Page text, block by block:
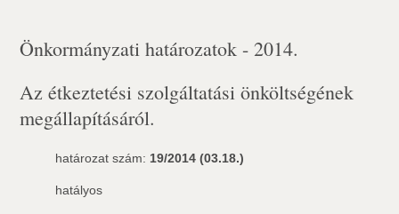
Önkormányzati határozatok - 2014.
Az étkeztetési szolgáltatási önköltségének
megállapításáról.
határozat szám: 19/2014 (03.18.)
hatályos